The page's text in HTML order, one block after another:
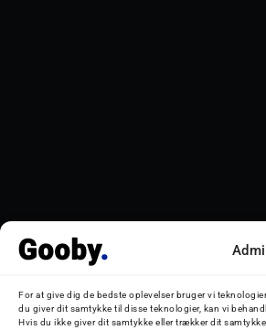
For at give dig de bedste oplevelser bruger vi
du giver dit samtykke til disse teknologier, kan vi
Hvis du ikke giver dit samtykke eller trækker dit